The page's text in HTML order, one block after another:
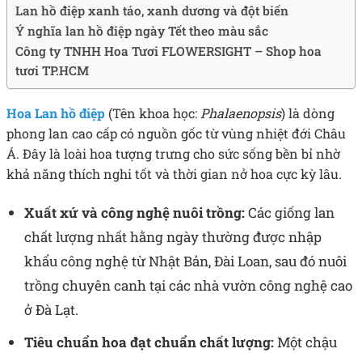
Lan hồ điệp xanh táo, xanh dương và đột biến
Ý nghĩa lan hồ điệp ngày Tết theo màu sắc
Công ty TNHH Hoa Tươi FLOWERSIGHT – Shop hoa
tươi TP.HCM
Hoa Lan hồ điệp (Tên khoa học:Phalaenopsis) là dòng
phong lan cao cấp có nguồn gốc từ vùng nhiệt đới Châu
Á. Đây là loài hoa tượng trưng cho sức sống bền bỉ nhờ
khả năng thích nghi tốt và thời gian nở hoa cực kỳ lâu.
Xuất xứ và công nghệ nuôi trồng:Các giống lan
chất lượng nhất hằng ngày thường được nhập
khẩu công nghệ từ Nhật Bản, Đài Loan, sau đó nuôi
trồng chuyên canh tại các nhà vườn công nghệ cao
ở Đà Lạt.
Tiêu chuẩn hoa đạt chuẩn chất lượng:Một chậu